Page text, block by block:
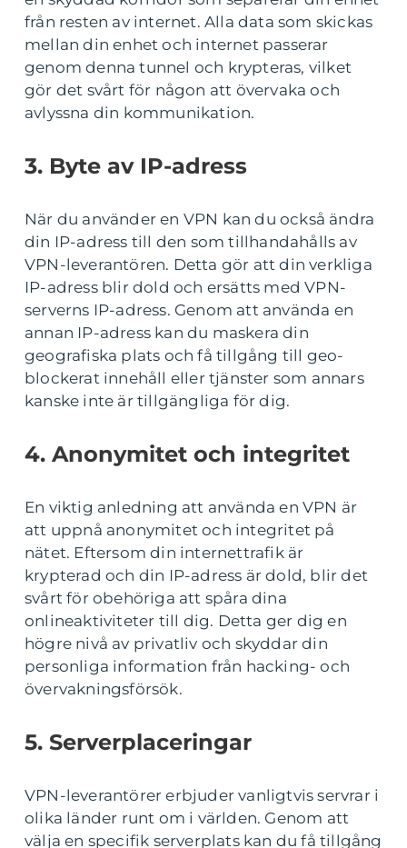
från resten av internet. Alla data som skickas
mellan din enhet och internet passerar
genom denna tunnel och krypteras, vilket
gör det svårt för någon att övervaka och
avlyssna din kommunikation.
3. Byte av IP-adress
När du använder en VPN kan du också ändra
din IP-adress till den som tillhandahålls av
VPN-leverantören. Detta gör att din verkliga
IP-adress blir dold och ersätts med VPN-
serverns IP-adress. Genom att använda en
annan IP-adress kan du maskera din
geografiska plats och få tillgång till geo-
blockerat innehåll eller tjänster som annars
kanske inte är tillgängliga för dig.
4. Anonymitet och integritet
En viktig anledning att använda en VPN är
att uppnå anonymitet och integritet på
nätet. Eftersom din internettrafik är
krypterad och din IP-adress är dold, blir det
svårt för obehöriga att spåra dina
onlineaktiviteter till dig. Detta ger dig en
högre nivå av privatliv och skyddar din
personliga information från hacking- och
övervakningsförsök.
5. Serverplaceringar
VPN-leverantörer erbjuder vanligtvis servrar i
olika länder runt om i världen. Genom att
välja en specifik serverplats kan du få tillgång